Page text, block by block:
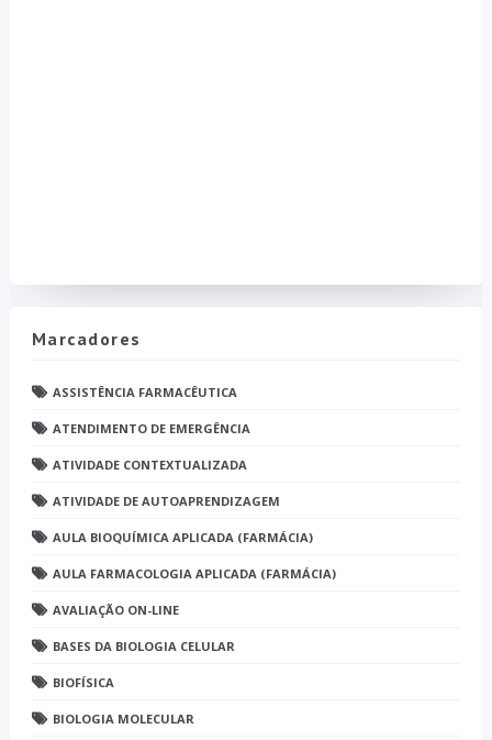
Marcadores
ASSISTÊNCIA FARMACÊUTICA
ATENDIMENTO DE EMERGÊNCIA
ATIVIDADE CONTEXTUALIZADA
ATIVIDADE DE AUTOAPRENDIZAGEM
AULA BIOQUÍMICA APLICADA (FARMÁCIA)
AULA FARMACOLOGIA APLICADA (FARMÁCIA)
AVALIAÇÃO ON-LINE
BASES DA BIOLOGIA CELULAR
BIOFÍSICA
BIOLOGIA MOLECULAR